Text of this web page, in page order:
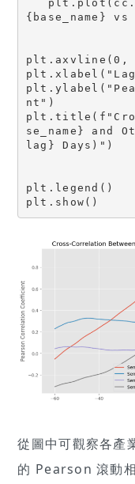
{base_name} vs
plt.axvline(0,
nt")
se_name} and
lag} Days)")
plt.legend()
plt.show()
從圖中可觀察各產
的 Pearson 滾動